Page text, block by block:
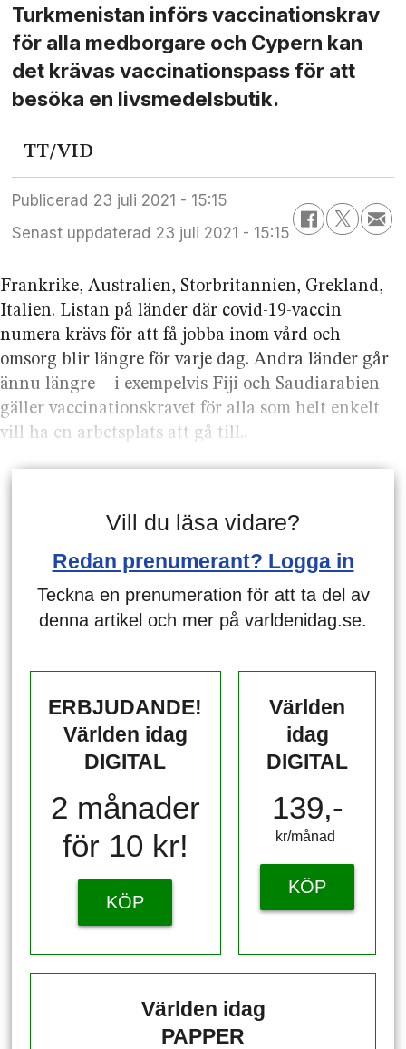
Turkmenistan införs vaccinationskrav
för alla medborgare och Cypern kan
det krävas vaccinationspass för att
besöka en livsmedelsbutik.
TT/VID
Publicerad
23 juli 2021 - 15:15
Senast uppdaterad
23 juli 2021 - 15:15
Frankrike, Australien, Storbritannien, Grekland,
Italien. Listan på länder där covid-19-vaccin
numera krävs för att få jobba inom vård och
omsorg blir längre för varje dag. Andra länder går
ännu längre – i exempelvis Fiji och Saudiarabien
gäller vaccinationskravet för alla som helt enkelt
vill ha en arbetsplats att gå till..
Vill du läsa vidare?
Redan prenumerant? Logga in
Teckna en prenumeration för att ta del av
denna artikel och mer på varldenidag.se.
ERBJUDANDE!
Världen idag
DIGITAL
2 månader
för 10 kr!
KÖP
Världen
idag
DIGITAL
139,-
kr/månad ​​​​​​
KÖP
Världen idag
PAPPER